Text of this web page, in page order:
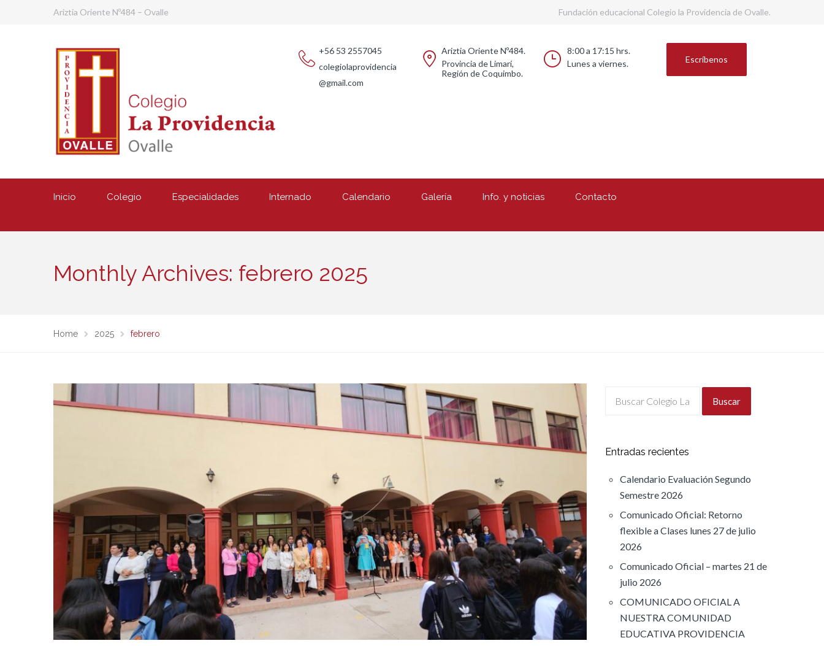
Ariztia Oriente Nº484 – Ovalle Fundación educacional Colegio la Providencia de Ovalle.
+56 53 2557045
colegiolaprovidencia
@gmail.com
Ariztia Oriente Nº484.
Provincia de Limarí,
Región de Coquimbo.
8:00 a 17:15 hrs.
Lunes a viernes.
Escríbenos
Inicio Colegio Especialidades Internado Calendario Galería Info. y noticias Contacto
Monthly Archives: febrero 2025
Home 2025 febrero
Buscar
Entradas recientes
Calendario Evaluación Segundo
Semestre 2026
Comunicado Oficial: Retorno
flexible a Clases lunes 27 de julio
2026
Comunicado Oficial – martes 21 de
julio 2026
COMUNICADO OFICIAL A
NUESTRA COMUNIDAD
EDUCATIVA PROVIDENCIA